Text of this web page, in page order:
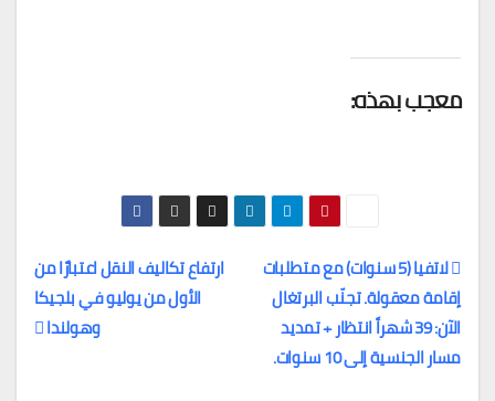
معجب بهذه:
تصفّح
المقالات
ارتفاع تكاليف النقل اعتبارًا من
الأول من يوليو في بلجيكا
وهولندا
لاتفيا (5 سنوات) مع متطلبات
إقامة معقولة. تجنّب البرتغال
الآن: 39 شهراً انتظار + تمديد
مسار الجنسية إلى 10 سنوات.